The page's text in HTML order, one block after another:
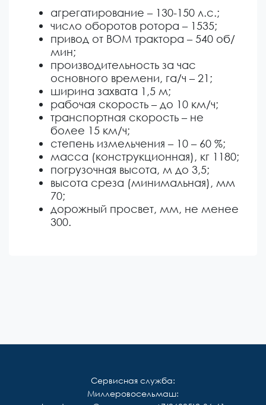
агрегатирование – 130-150 л.с.;
число оборотов ротора – 1535;
привод от ВОМ трактора – 540 об/
мин;
производительность за час
основного времени, га/ч – 21;
ширина захвата 1,5 м;
рабочая скорость – до 10 км/ч;
транспортная скорость – не
более 15 км/ч;
степень измельчения – 10 – 60 %;
масса (конструкционная), кг 1180;
погрузочная высота, м до 3,5;
высота среза (минимальная), мм
70;
дорожный просвет, мм, не менее
300.
Сервисная служба:
Миллеровосельмаш: